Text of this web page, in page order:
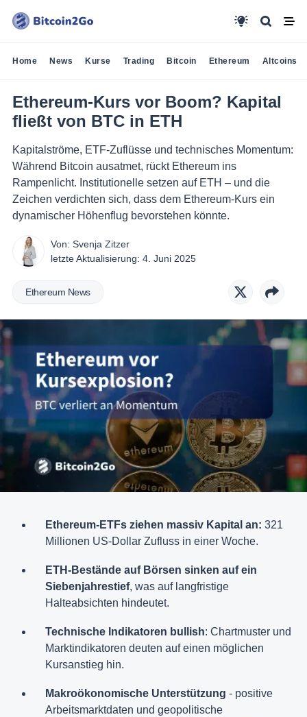
Home News Kurse Trading Bitcoin Ethereum Altcoins
Ethereum-Kurs vor Boom? Kapital
fließt von BTC in ETH
Kapitalströme, ETF-Zuflüsse und technisches Momentum:
Während Bitcoin ausatmet, rückt Ethereum ins
Rampenlicht. Institutionelle setzen auf ETH – und die
Zeichen verdichten sich, dass dem Ethereum-Kurs ein
dynamischer Höhenflug bevorstehen könnte.
Von: Svenja Zitzer
letzte Aktualisierung: 4. Juni 2025
Ethereum News
Ethereum-ETFs ziehen massiv Kapital an: 321
Millionen US-Dollar Zufluss in einer Woche.
ETH-Bestände auf Börsen sinken auf ein
Siebenjahrestief, was auf langfristige
Halteabsichten hindeutet.
Technische Indikatoren bullish: Chartmuster und
Marktindikatoren deuten auf einen möglichen
Kursanstieg hin.
Makroökonomische Unterstützung - positive
Arbeitsmarktdaten und geopolitische